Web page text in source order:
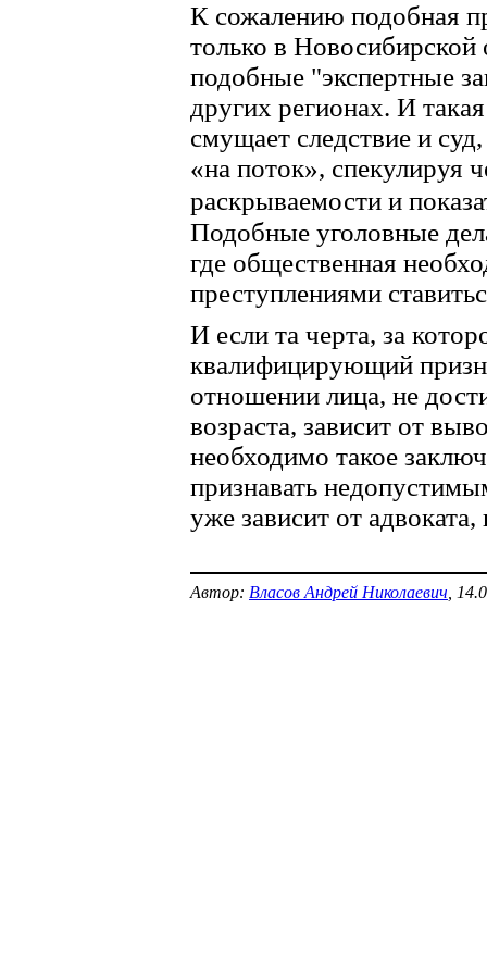
К сожалению подобная
только в Новосибирской
подобные "экспертные
других регионах. И
смущает следствие и
«на поток», спекулируя
раскрываемости и
Подобные уголовные
где общественная
преступлениями
И если та черта, за
квалифицирующий
отношении лица, не
возраста, зависит от
необходимо такое
признавать
уже зависит от
Автор: Власов Андрей Николаевич ,